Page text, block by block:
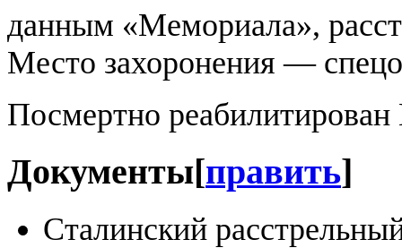
данным «Мемориала»,
Место захоронения —
Посмертно
Документы[править]
Сталинский